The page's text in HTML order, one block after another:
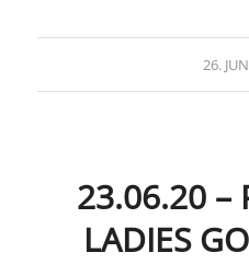
26.
23.06.20 –
LADIES